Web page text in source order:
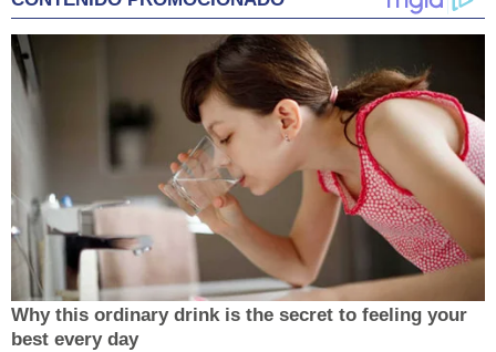
Why this ordinary drink is the secret to feeling your
best every day